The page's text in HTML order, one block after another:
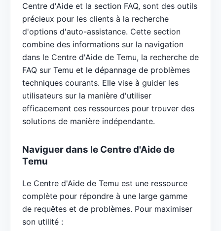
Centre d'Aide et la section FAQ, sont des outils
précieux pour les clients à la recherche
d'options d'auto-assistance. Cette section
combine des informations sur la navigation
dans le Centre d'Aide de Temu, la recherche de
FAQ sur Temu et le dépannage de problèmes
techniques courants. Elle vise à guider les
utilisateurs sur la manière d'utiliser
efficacement ces ressources pour trouver des
solutions de manière indépendante.
Naviguer dans le Centre d'Aide de
Temu
Le Centre d'Aide de Temu est une ressource
complète pour répondre à une large gamme
de requêtes et de problèmes. Pour maximiser
son utilité :